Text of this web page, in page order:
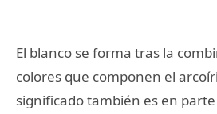
El blanco se forma tras la
colores que componen el
significado también es en